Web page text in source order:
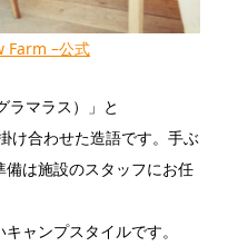
Farm –公式
ラマラス）」と
け合わせた造語です。手ぶ
は施設のスタッフにお任
ャンプスタイルです。